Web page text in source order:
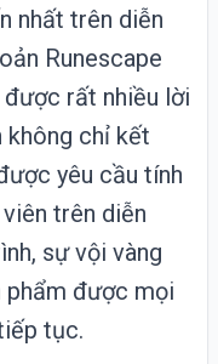
nhất trên diễn
Runescape
rất nhiều lời
không chỉ kết
yêu cầu tính
trên diễn
sự vội vàng
được mọi
tục.